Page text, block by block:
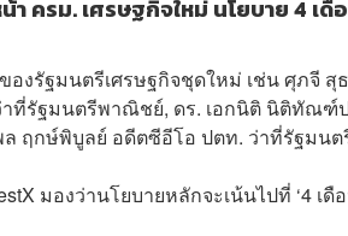
า ครม. เศรษฐกิจใหม่ นโยบาย 4 เดื
องรัฐมนตรีเศรษฐกิจชุดใหม่ เช่น ศุภจี
ที่รัฐมนตรีพาณิชย์, ดร. เอกนิติ นิติทัณฑ์
ฤกษ์พิบูลย์ อดีตซีอีโอ ปตท. ว่าที่รัฐมนต
มองว่านโยบายหลักจะเน้นไปที่ ‘4 เดื